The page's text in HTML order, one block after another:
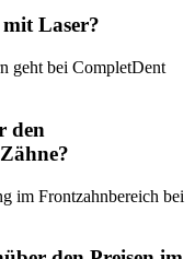
Laser?
geht bei CompletDent
den
im Frontzahnbereich bei